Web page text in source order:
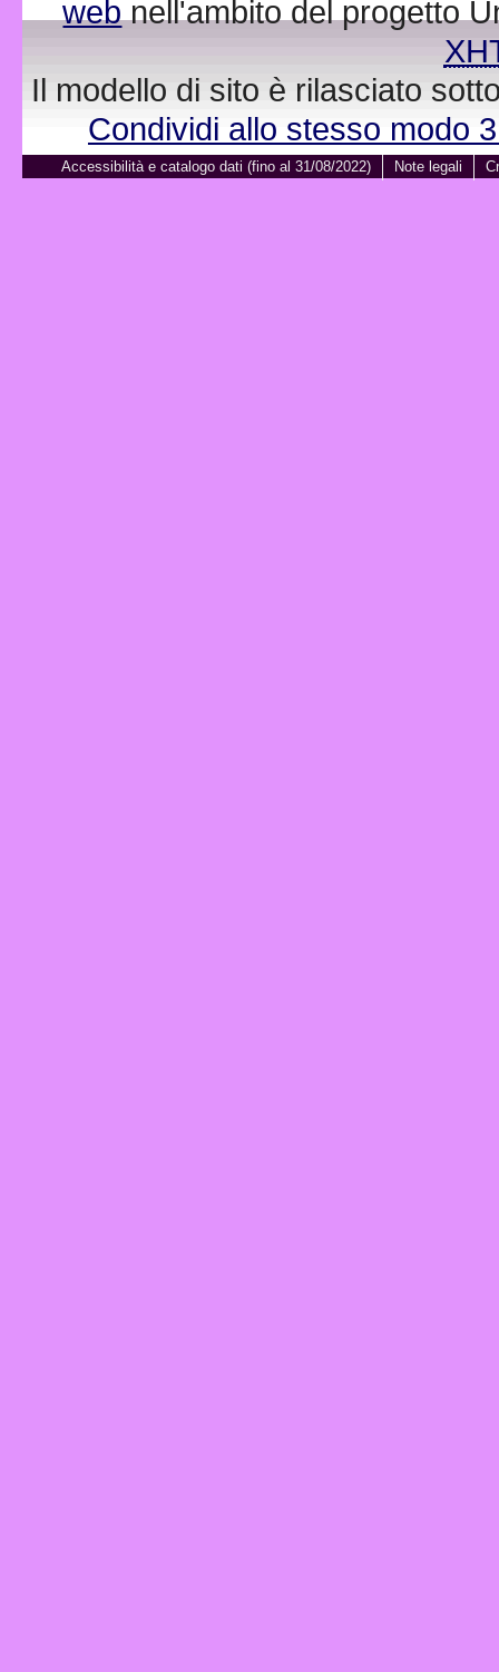
webnell'ambito del progetto
Il modello di sito è rilasciato
Condividi allo stesso modo
Accessibilità e catalogo dati (fino al 31/08/2022) Note legali